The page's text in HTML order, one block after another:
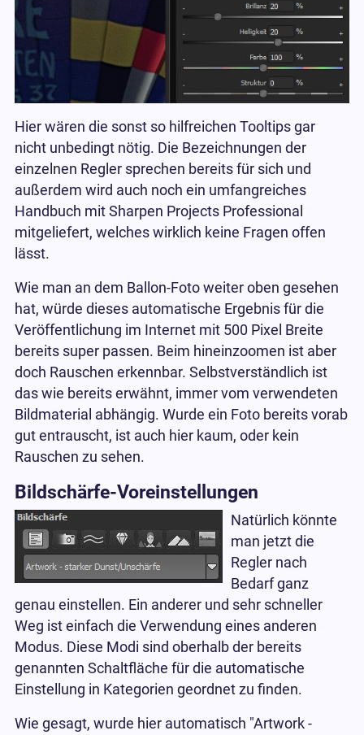
Hier wären die sonst so hilfreichen Tooltips gar
nicht unbedingt nötig. Die Bezeichnungen der
einzelnen Regler sprechen bereits für sich und
außerdem wird auch noch ein umfangreiches
Handbuch mit Sharpen Projects Professional
mitgeliefert, welches wirklich keine Fragen offen
lässt.
Wie man an dem Ballon-Foto weiter oben gesehen
hat, würde dieses automatische Ergebnis für die
Veröffentlichung im Internet mit 500 Pixel Breite
bereits super passen. Beim hineinzoomen ist aber
doch Rauschen erkennbar. Selbstverständlich ist
das wie bereits erwähnt, immer vom verwendeten
Bildmaterial abhängig. Wurde ein Foto bereits vorab
gut entrauscht, ist auch hier kaum, oder kein
Rauschen zu sehen.
Bildschärfe-Voreinstellungen
Natürlich könnte
man jetzt die
Regler nach
Bedarf ganz
genau einstellen. Ein anderer und sehr schneller
Weg ist einfach die Verwendung eines anderen
Modus. Diese Modi sind oberhalb der bereits
genannten Schaltfläche für die automatische
Einstellung in Kategorien geordnet zu finden.
Wie gesagt, wurde hier automatisch "Artwork -